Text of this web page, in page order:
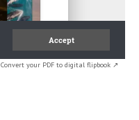
Convert your PDF to digital flipbook ↗